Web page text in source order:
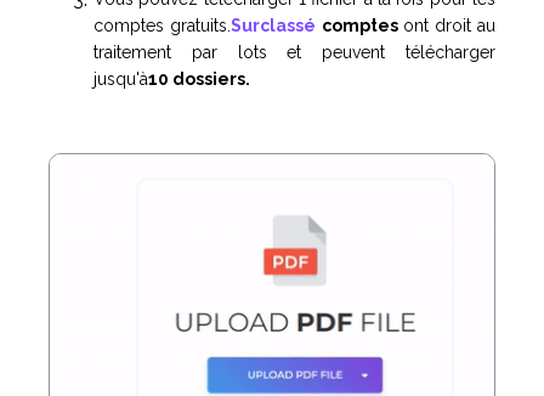
comptes gratuits. Surclassé comptesont droit au
traitement par lots et peuvent télécharger
jusqu'à10 dossiers.